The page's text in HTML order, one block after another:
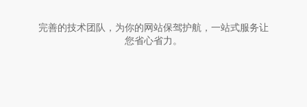
完善的技术团队，为你的网站保驾护航，一站式服务让
您省心省力。